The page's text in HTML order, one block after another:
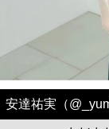
安達祐実（